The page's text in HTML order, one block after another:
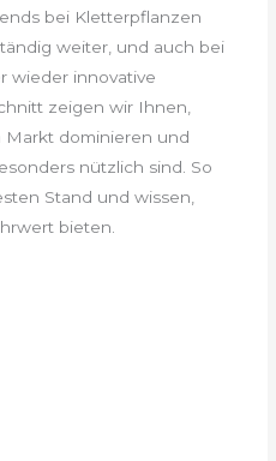
bei Kletterpflanzen
weiter, und auch bei
wieder innovative
zeigen wir Ihnen,
Markt dominieren und
nützlich sind. So
Stand und wissen,
bieten.